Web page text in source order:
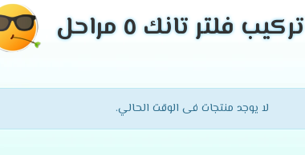
تركيب فلتر تانك ٥ مراحل
لا يوجد منتجات فى الوقت الحالي.